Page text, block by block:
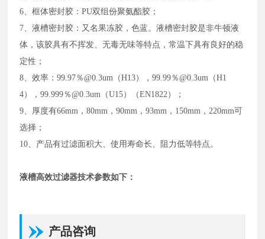
6、框体密封胶：PU双组份聚氨酯胶；
7、液槽密封胶：又名果冻胶，色蓝。液槽密封胶是非牛顿液
体，该胶具有不挥发、无毒无味等特点，常温下具有良好的稳
定性；
8、效率：99.97％@0.3um（H13），99.99％@0.3um（H1
4），99.999％@0.3um（U15）（EN1822）；
9、厚度有66mm，80mm，90mm，93mm，150mm，220mm可
选择；
10、产品有过滤面积大、使用寿命长、阻力低等特点。
液槽高效过滤器技术参数如下：
产品咨询